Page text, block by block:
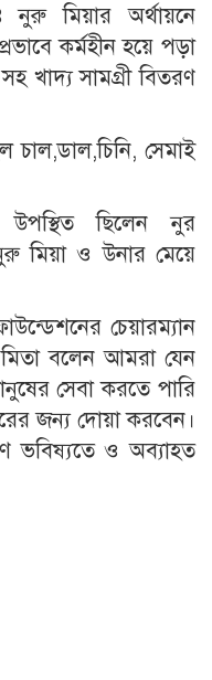
নুরু মিয়ার অর্থায়নে
কর্মহীন হয়ে পড়া
খাদ্য সামগ্রী বিতরণ
চাল,ডাল,চিনি, সেমাই
উপস্থিত ছিলেন নুর
মিয়া ও উনার মেয়ে
চেয়ারম্যান
বলেন আমরা যেন
সেবা করতে পারি
জন্য দোয়া করবেন।
ভবিষ্যতে ও অব্যাহত